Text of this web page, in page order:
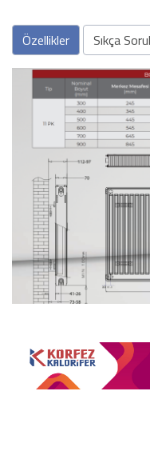
Özellikler Sıkça